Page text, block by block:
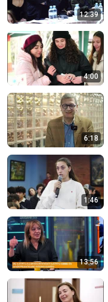
12:39
4:00
6:18
1:46
13:56